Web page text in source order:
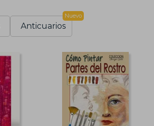
Anticuarios
Nuevo